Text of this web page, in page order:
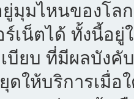
มุมไหนของโล
เน็ตได้ ทั้งนี้อ
ยบ ที่มีผลบังคั
ดให้บริการเมื่